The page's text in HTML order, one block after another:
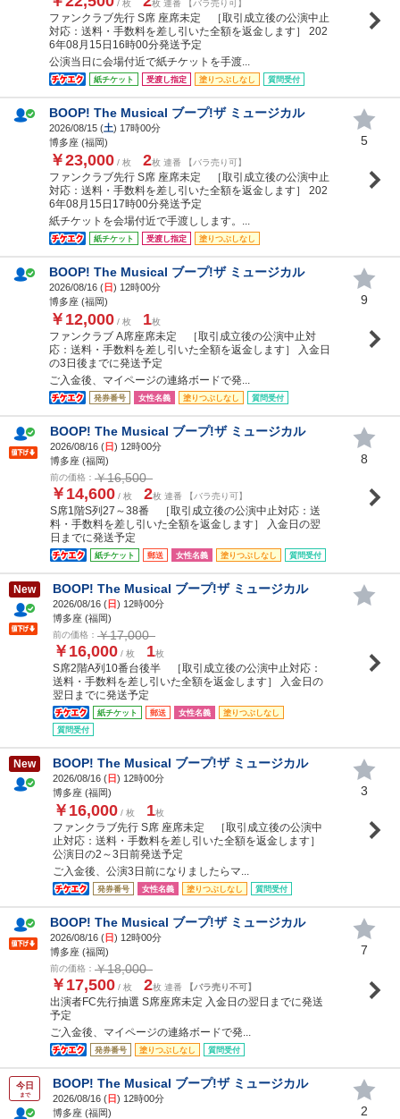
/ 枚 枚 連番 【バラ売り可】
ファンクラブ先行 S席 座席未定 ［取引成立後の公演中止
対応：送料・手数料を差し引いた全額を返金します］ 202
6年08月15日16時00分発送予定
公演当日に会場付近で紙チケットを手渡...
紙チケット 受渡し指定 塗りつぶしなし 質問受付
BOOP! The Musical ブープ!ザ ミュージカル
2026/08/15 (土) 17時00分
博多座 (福岡)
￥23,000 / 枚 2枚 連番 【バラ売り可】
ファンクラブ先行 S席 座席未定 ［取引成立後の公演中止
対応：送料・手数料を差し引いた全額を返金します］ 202
6年08月15日17時00分発送予定
紙チケットを会場付近で手渡しします。...
紙チケット 受渡し指定 塗りつぶしなし
5
BOOP! The Musical ブープ!ザ ミュージカル
2026/08/16 (日) 12時00分
博多座 (福岡)
￥12,000 / 枚 1枚
ファンクラブ A席座席未定 ［取引成立後の公演中止対
応：送料・手数料を差し引いた全額を返金します］ 入金日
の3日後までに発送予定
ご入金後、マイページの連絡ボードで発...
発券番号 女性名義 塗りつぶしなし 質問受付
9
BOOP! The Musical ブープ!ザ ミュージカル
2026/08/16 (日) 12時00分
博多座 (福岡)
前の価格： ￥16,500
￥14,600 / 枚 2枚 連番 【バラ売り可】
S席1階S列27～38番 ［取引成立後の公演中止対応：送
料・手数料を差し引いた全額を返金します］ 入金日の翌
日までに発送予定
紙チケット 郵送 女性名義 塗りつぶしなし 質問受付
8
New BOOP! The Musical ブープ!ザ ミュージカル
2026/08/16 (日) 12時00分
博多座 (福岡)
前の価格： ￥17,000
￥16,000 / 枚 1枚
S席2階A列10番台後半 ［取引成立後の公演中止対応：
送料・手数料を差し引いた全額を返金します］ 入金日の
翌日までに発送予定
紙チケット 郵送 女性名義
塗りつぶしなし
質問受付
New BOOP! The Musical ブープ!ザ ミュージカル
2026/08/16 (日) 12時00分
博多座 (福岡)
￥16,000 / 枚 1枚
ファンクラブ先行 S席 座席未定 ［取引成立後の公演中
止対応：送料・手数料を差し引いた全額を返金します］
公演日の2～3日前発送予定
ご入金後、公演3日前になりましたらマ...
発券番号 女性名義 塗りつぶしなし 質問受付
3
BOOP! The Musical ブープ!ザ ミュージカル
2026/08/16 (日) 12時00分
博多座 (福岡)
前の価格： ￥18,000
￥17,500 / 枚 2枚 連番 【バラ売り不可】
出演者FC先行抽選 S席座席未定 入金日の翌日までに発送
予定
ご入金後、マイページの連絡ボードで発...
発券番号 塗りつぶしなし 質問受付
7
今日
まで
BOOP! The Musical ブープ!ザ ミュージカル
2026/08/16 (日) 12時00分
博多座 (福岡)
2